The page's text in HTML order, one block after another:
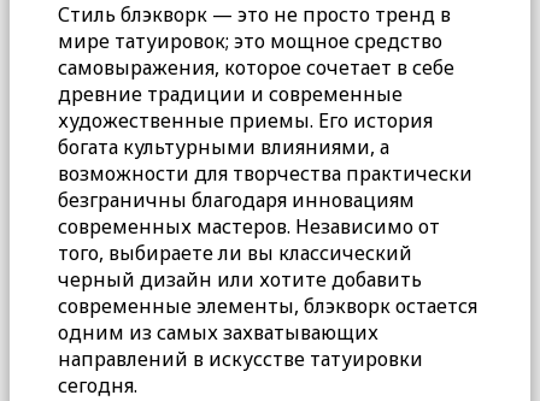
Стиль блэкворк — это не просто тренд в
мире татуировок; это мощное средство
самовыражения, которое сочетает в себе
древние традиции и современные
художественные приемы. Его история
богата культурными влияниями, а
возможности для творчества практически
безграничны благодаря инновациям
современных мастеров. Независимо от
того, выбираете ли вы классический
черный дизайн или хотите добавить
современные элементы, блэкворк остается
одним из самых захватывающих
направлений в искусстве татуировки
сегодня.